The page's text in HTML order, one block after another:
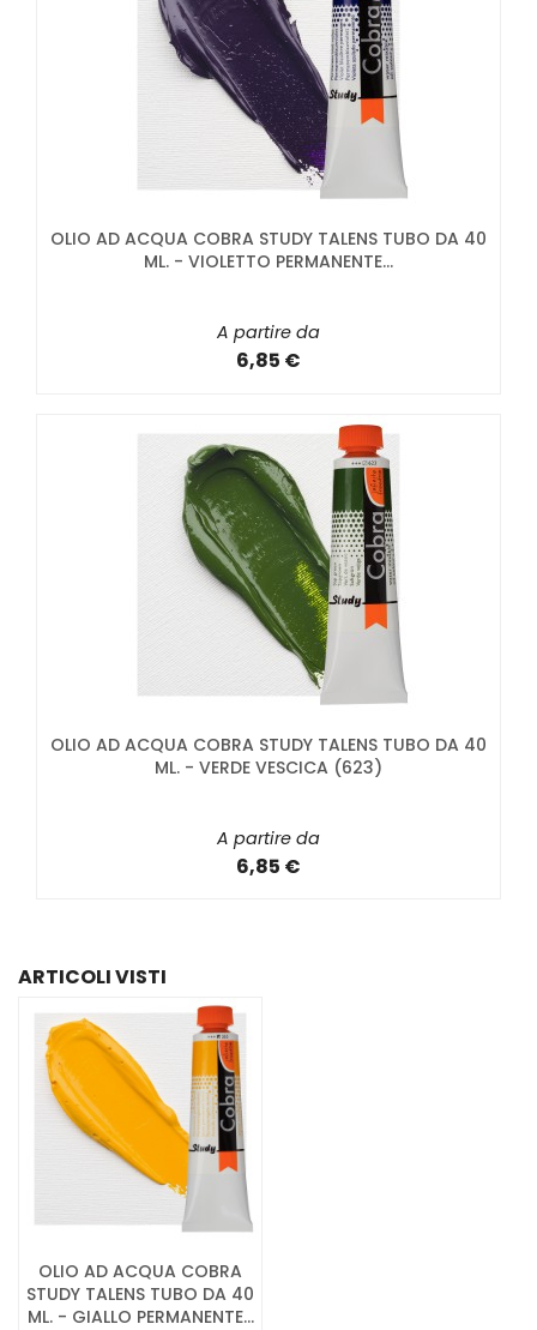
OLIO AD ACQUA COBRA STUDY TALENS TUBO DA 40
ML. - VIOLETTO PERMANENTE...
A partire da
6,85 €
OLIO AD ACQUA COBRA STUDY TALENS TUBO DA 40
ML. - VERDE VESCICA (623)
A partire da
6,85 €
ARTICOLI VISTI
OLIO AD ACQUA COBRA
STUDY TALENS TUBO DA 40
ML. - GIALLO PERMANENTE...